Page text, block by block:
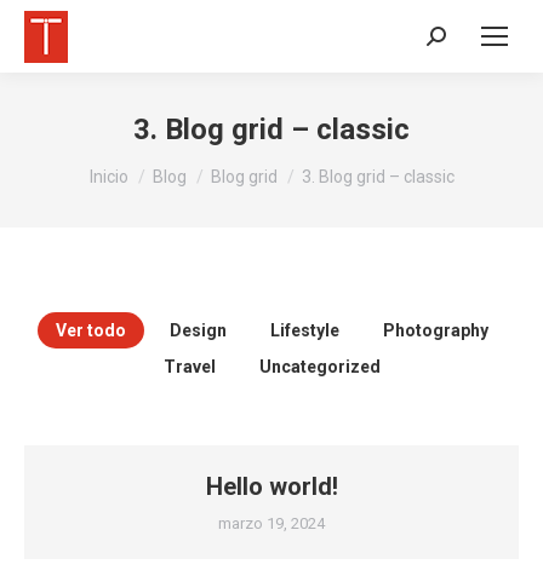
Buscar:
3. Blog grid – classic
Estás aquí:
Inicio Blog Blog grid 3. Blog grid – classic
Ver todo Design Lifestyle
Photography
Travel
Uncategorized
Hello world!
marzo 19, 2024